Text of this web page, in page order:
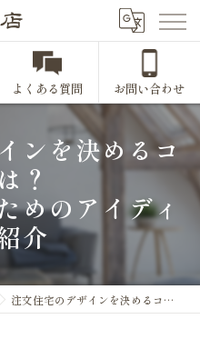
よくある質問 お問い合わせ
ンを決めるコ
？
めのアイディ
介
注文住宅のデザインを決めるコツとは？おしゃれにするためのアイディアを紹介